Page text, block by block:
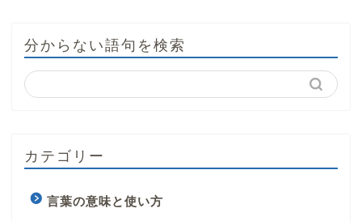
分からない語句を検索
カテゴリー
言葉の意味と使い方